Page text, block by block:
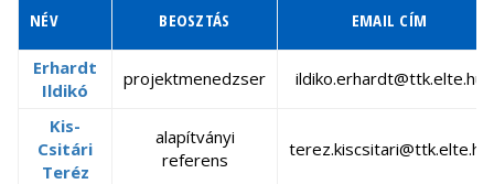
NÉV BEOSZTÁS EMAIL CÍM
Erhardt
Ildikó
projektmenedzser ildiko.erhardt@ttk.elte.hu
Kis-
Csitári
Teréz
alapítványi
referens
terez.kiscsitari@ttk.elte.hu